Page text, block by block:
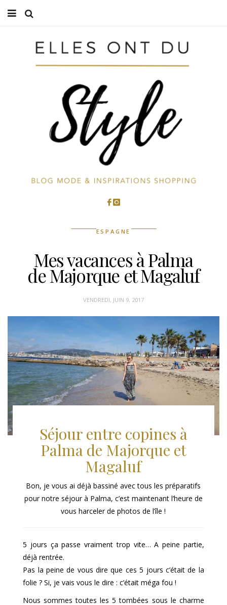
Contactez-moi
ESPAGNE
Mes vacances à Palma
de Majorque et Magaluf
VENDREDI, JUIN 9, 2017
Séjour entre copines à
Palma de Majorque et
Magaluf
Bon, je vous ai déjà bassiné avec tous les préparatifs
pour notre séjour à Palma, c’est maintenant l’heure de
vous harceler de photos de l’île !
5 jours ça passe vraiment trop vite… A peine partie,
déjà rentrée.
Pas la peine de vous dire que ces 5 jours c’était de la
folie ? Si, je vais vous le dire : c’était méga fou !
Nous sommes toutes les 5 tombées sous le charme